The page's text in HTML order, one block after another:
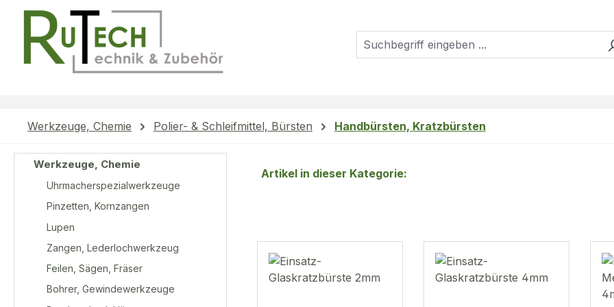
Hauptinhalt springen
Zur Suche springen
Zur Hauptnavigation springen
Werkzeuge, Chemie Polier- & Schleifmittel, Bürsten Handbürsten, Kratzbürsten
Werkzeuge, Chemie
Uhrmacherspezialwerkzeuge
Pinzetten, Kornzangen
Lupen
Zangen, Lederlochwerkzeug
Feilen, Sägen, Fräser
Bohrer, Gewindewerkzeuge
Artikel in dieser Kategorie: